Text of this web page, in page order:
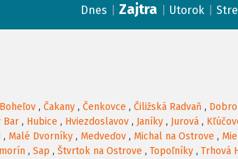
Dnes Zajtra Utorok
Boheľov , Čakany , Čenkovce , Čiližská Radvaň ,
Bar , Hubice , Hviezdoslavov , Janíky , Jurová ,
, Malé Dvorníky , Medveďov , Michal na Ostrove ,
, Sap , Štvrtok na Ostrove , Topoľníky , Trhová